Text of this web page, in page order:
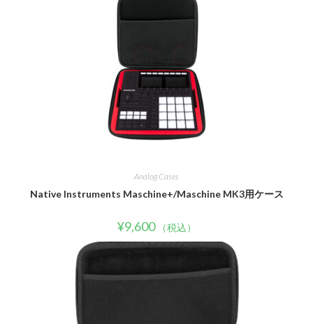
Analog Cases
Native Instruments Maschine+/Maschine MK3用ケース
¥9,600 （税込）